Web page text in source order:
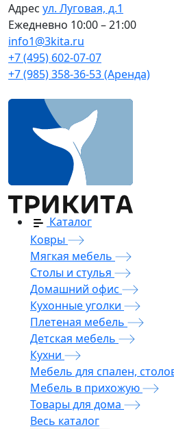
Адрес ул. Луговая, д.1
Ежедневно 10:00 – 21:00
info1@3kita.ru
+7 (495) 602-07-07
+7 (985) 358-36-53 (Аренда)
Каталог
Ковры
Мягкая мебель
Столы и стулья
Домашний офис
Кухонные уголки
Плетеная мебель
Детская мебель
Кухни
Мебель для спален,
Мебель в прихожую
Товары для дома
Весь каталог